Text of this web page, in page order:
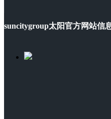
suncitygroup太阳官方网站信